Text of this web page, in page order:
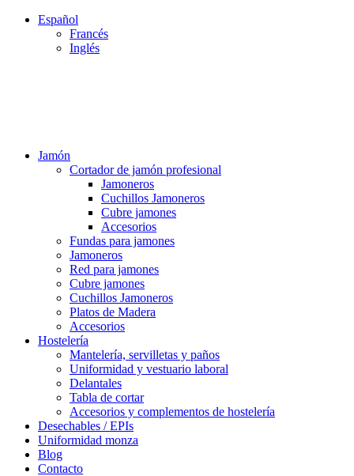
Español
Francés
Inglés
Jamón
Cortador de jamón profesional
Jamoneros
Cuchillos Jamoneros
Cubre jamones
Accesorios
Fundas para jamones
Jamoneros
Red para jamones
Cubre jamones
Cuchillos Jamoneros
Platos de Madera
Accesorios
Hostelería
Mantelería, servilletas y paños
Uniformidad y vestuario laboral
Delantales
Tabla de cortar
Accesorios y complementos de hostelería
Desechables / EPIs
Uniformidad monza
Blog
Contacto